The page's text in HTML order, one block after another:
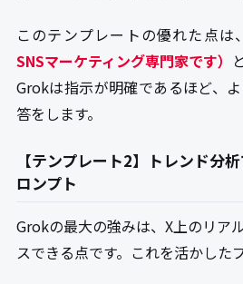
このテンプレートの優れた点は
SNSマーケティング専門家です） と
Grokは指示が明確であるほど、
答をします。
【テンプレート2】トレンド分
ロンプト
Grokの最大の強みは、X上のリア
スできる点です。これを活かした